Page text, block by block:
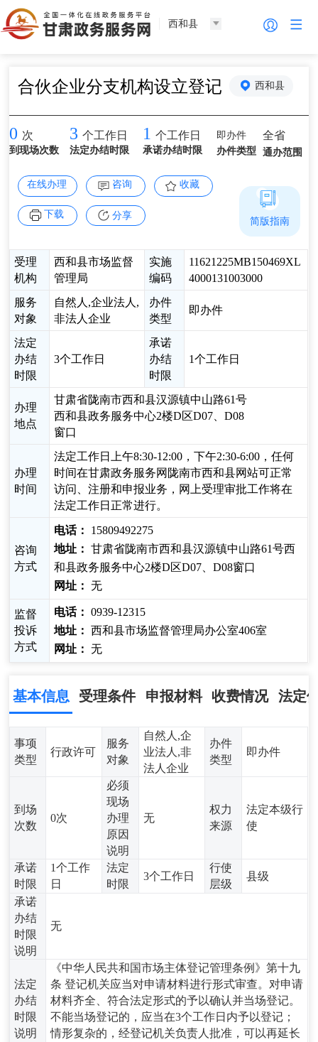
西和县
合伙企业分支机构设立登记 西和县
0 次
到现场次数
3 个工作日
法定办结时限
1 个工作日
承诺办结时限
即办件
办件类型
全省
通办范围
在线办理 咨询 收藏
下载 分享
受理
机构
西和县市场监督
管理局
实施
编码
11621225MB150469XL
4000131003000
服务
对象
自然人,企业法人,
非法人企业
办件
类型
即办件
法定
办结
时限
3个工作日
承诺
办结
时限
1个工作日
办理
地点
甘肃省陇南市西和县汉源镇中山路61号
西和县政务服务中心2楼D区D07、D08
窗口
办理
时间
法定工作日上午8:30-12:00，下午2:30-6:00，任何
时间在甘肃政务服务网陇南市西和县网站可正常
访问、注册和申报业务，网上受理审批工作将在
法定工作日正常进行。
咨询
方式
电话：
15809492275
地址： 甘肃省陇南市西和县汉源镇中山路61号西
和县政务服务中心2楼D区D07、D08窗口
网址： 无
监督
投诉
方式
电话： 0939-12315
地址： 西和县市场监督管理局办公室406室
网址： 无
简版指南
基本信息 受理条件 申报材料 收费情况 法定
事项
类型
行政许可
服务
对象
自然人,企
业法人,非
法人企业
办件
类型
即办件
到场
次数
0次
必须
现场
办理
原因
说明
无
权力
来源
法定本级行
使
承诺
时限
1个工作
日
法定
时限
3个工作日
行使
层级
县级
承诺
办结
时限
说明
无
法定
办结
时限
说明
《中华人民共和国市场主体登记管理条例》第十九
条 登记机关应当对申请材料进行形式审查。对申请
材料齐全、符合法定形式的予以确认并当场登记。
不能当场登记的，应当在3个工作日内予以登记；
情形复杂的，经登记机关负责人批准，可以再延长